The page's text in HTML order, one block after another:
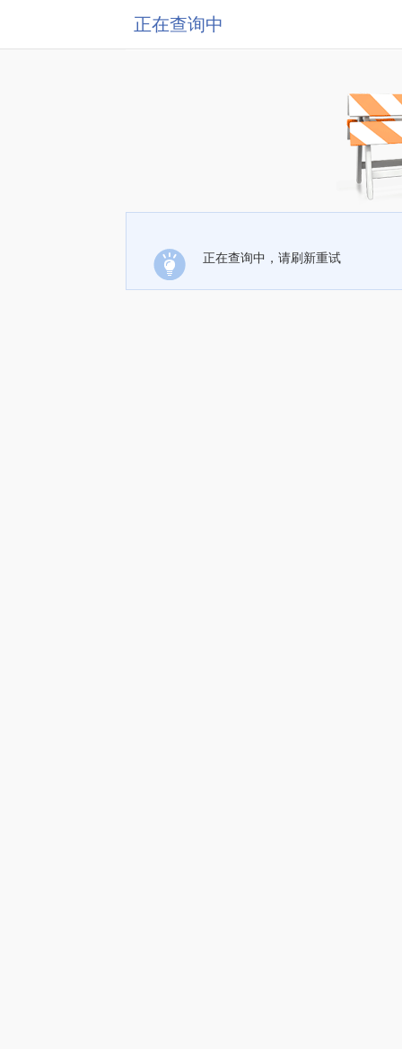
正在查询中
正在查询中，请刷新重试